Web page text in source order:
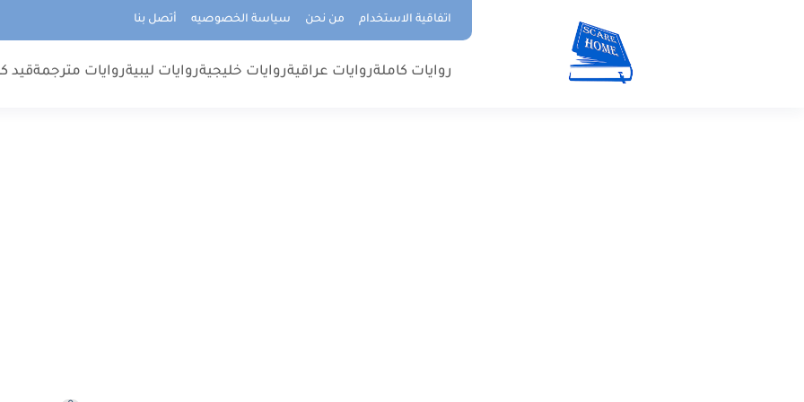
اتفاقية الاستخدام من نحن سياسة الخصوصيه أتصل بنا
روايات كاملةروايات عراقيةروايات خليجيةروايات ليبيةروايات مترجمةقيد